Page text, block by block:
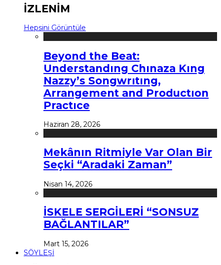
İZLENİM
Hepsini Görüntüle
Beyond the Beat:
Understandıng Chınaza Kıng
Nazzy’s Songwrıtıng,
Arrangement and Productıon
Practıce
Haziran 28, 2026
Mekânın Ritmiyle Var Olan Bir
Seçki “Aradaki Zaman”
Nisan 14, 2026
İSKELE SERGİLERİ “SONSUZ
BAĞLANTILAR”
Mart 15, 2026
SÖYLEŞİ